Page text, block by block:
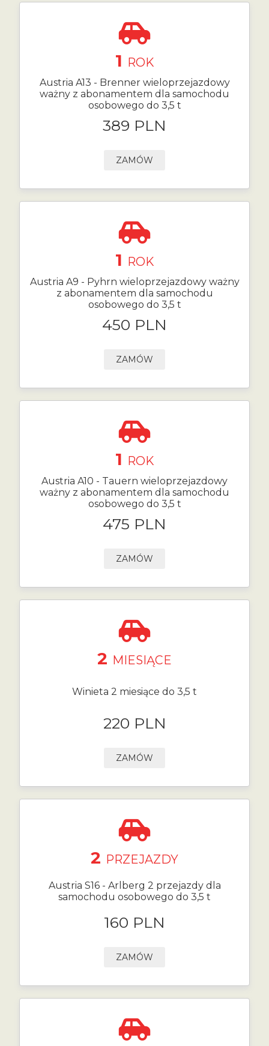
1 ROK
Austria A13 - Brenner wieloprzejazdowy
ważny z abonamentem dla samochodu
osobowego do 3,5 t
389 PLN
ZAMÓW
1 ROK
Austria A9 - Pyhrn wieloprzejazdowy ważny
z abonamentem dla samochodu
osobowego do 3,5 t
450 PLN
ZAMÓW
1 ROK
Austria A10 - Tauern wieloprzejazdowy
ważny z abonamentem dla samochodu
osobowego do 3,5 t
475 PLN
ZAMÓW
2 MIESIĄCE
Winieta 2 miesiące do 3,5 t
220 PLN
ZAMÓW
2 PRZEJAZDY
Austria S16 - Arlberg 2 przejazdy dla
samochodu osobowego do 3,5 t
160 PLN
ZAMÓW